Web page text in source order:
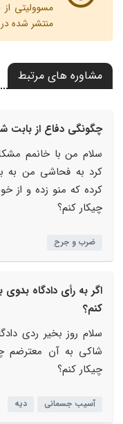
مسوولیتی از
منتشر شده
مشاوره های مرتبط
چگونگی دفاع از بابت
سلام من با خانمم
کرد به فحاشی من به
کرده که منو زده و از
چیکار کنم؟
ضرب و جرح
اگر به رأی دادگاه
کنم؟
سلام روز بخیر ردی
شاکی به آن معترضم
چیکار کنم؟
آسیب جسمانی دیه